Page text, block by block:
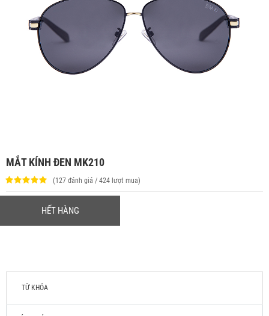
MẮT KÍNH ĐEN MK210
(127 đánh giá / 424 lượt mua)
HẾT HÀNG
TỪ KHÓA